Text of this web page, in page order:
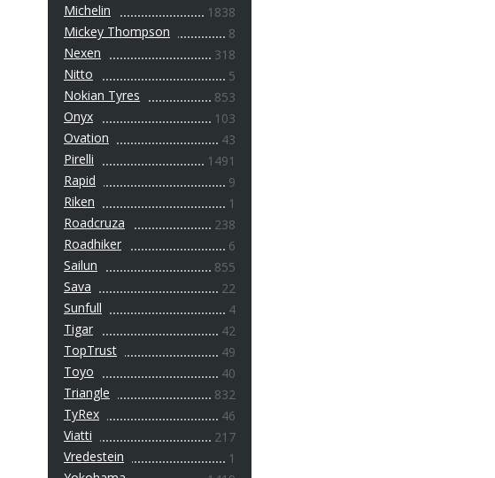
Michelin
1838
Mickey Thompson
8
Nexen
318
Nitto
5
Nokian Tyres
853
Onyx
103
Ovation
43
Pirelli
1491
Rapid
9
Riken
1
Roadcruza
238
Roadhiker
6
Sailun
855
Sava
22
Sunfull
4
Tigar
42
TopTrust
49
Toyo
40
Triangle
832
TyRex
46
Viatti
217
Vredestein
1